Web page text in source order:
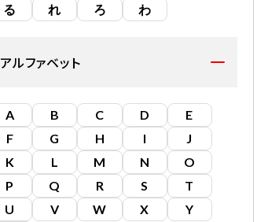
る
れ ろ わ
アルファベット
A B C D
E
F
G H I
J
K
L M N
O
P
Q R S
T
U
V W X
Y